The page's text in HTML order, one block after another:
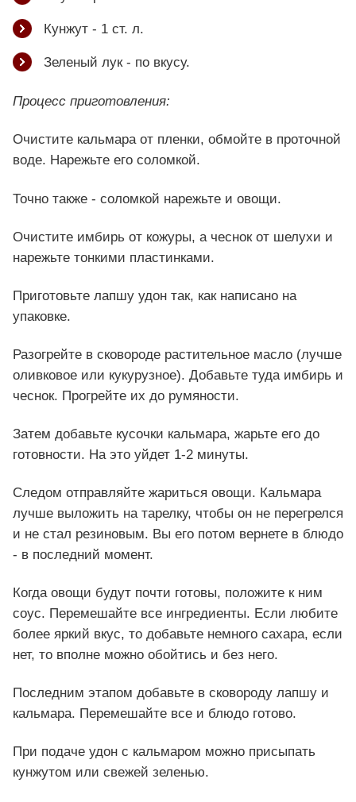
Кунжут - 1 ст. л.
Зеленый лук - по вкусу.
Процесс приготовления:
Очистите кальмара от пленки, обмойте в проточной
воде. Нарежьте его соломкой.
Точно также - соломкой нарежьте и овощи.
Очистите имбирь от кожуры, а чеснок от шелухи и
нарежьте тонкими пластинками.
Приготовьте лапшу удон так, как написано на
упаковке.
Разогрейте в сковороде растительное масло (лучше
оливковое или кукурузное). Добавьте туда имбирь и
чеснок. Прогрейте их до румяности.
Затем добавьте кусочки кальмара, жарьте его до
готовности. На это уйдет 1-2 минуты.
Следом отправляйте жариться овощи. Кальмара
лучше выложить на тарелку, чтобы он не перегрелся
и не стал резиновым. Вы его потом вернете в блюдо
- в последний момент.
Когда овощи будут почти готовы, положите к ним
соус. Перемешайте все ингредиенты. Если любите
более яркий вкус, то добавьте немного сахара, если
нет, то вполне можно обойтись и без него.
Последним этапом добавьте в сковороду лапшу и
кальмара. Перемешайте все и блюдо готово.
При подаче удон с кальмаром можно присыпать
кунжутом или свежей зеленью.